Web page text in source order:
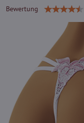
Bewertung